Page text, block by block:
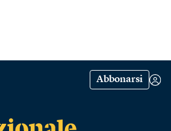
Abbonarsi